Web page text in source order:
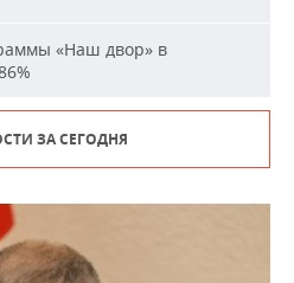
«Наш двор» в
ЗА СЕГОДНЯ